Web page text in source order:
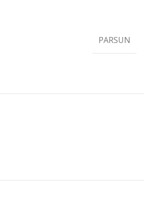
PARSUN